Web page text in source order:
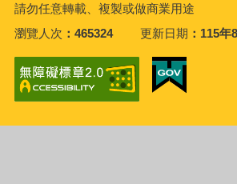
請勿任意轉載、複製或做商業用途
瀏覽人次
465324 更新日期 115年